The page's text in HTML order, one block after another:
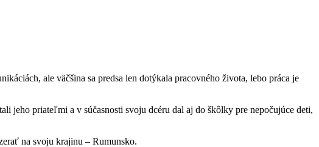
ale väčšina sa predsa len dotýkala pracovného života, lebo práca je
jeho priateľmi a v súčasnosti svoju dcéru dal aj do škôlky pre nepočujúce deti,
na svoju krajinu – Rumunsko.